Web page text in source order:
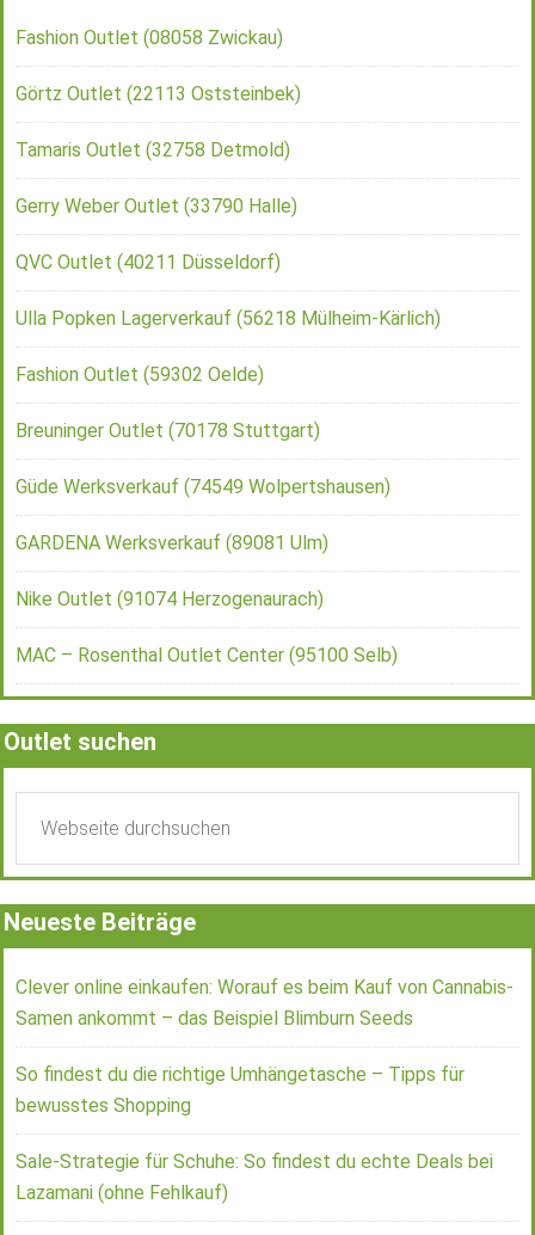
Fashion Outlet (08058 Zwickau)
Görtz Outlet (22113 Oststeinbek)
Tamaris Outlet (32758 Detmold)
Gerry Weber Outlet (33790 Halle)
QVC Outlet (40211 Düsseldorf)
Ulla Popken Lagerverkauf (56218 Mülheim-Kärlich)
Fashion Outlet (59302 Oelde)
Breuninger Outlet (70178 Stuttgart)
Güde Werksverkauf (74549 Wolpertshausen)
GARDENA Werksverkauf (89081 Ulm)
Nike Outlet (91074 Herzogenaurach)
MAC – Rosenthal Outlet Center (95100 Selb)
Outlet suchen
Neueste Beiträge
Clever online einkaufen: Worauf es beim Kauf von Cannabis-
Samen ankommt – das Beispiel Blimburn Seeds
So findest du die richtige Umhängetasche – Tipps für
bewusstes Shopping
Sale-Strategie für Schuhe: So findest du echte Deals bei
Lazamani (ohne Fehlkauf)